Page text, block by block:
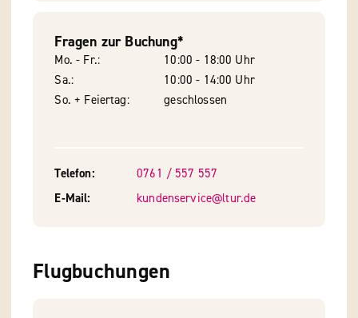
Fragen zur Buchung*
Mo. - Fr.
10:00 - 18:00 Uhr
Sa.
10:00 - 14:00 Uhr
So. + Feiertag
geschlossen
Telefon
0761 / 557 557
E-Mail
kundenservice@ltur.de
Flugbuchungen